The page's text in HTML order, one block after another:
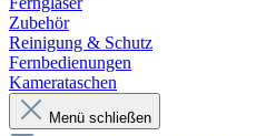
Zubehör
Reinigung & Schutz
Fernbedienungen
Kamerataschen
Menü schließen